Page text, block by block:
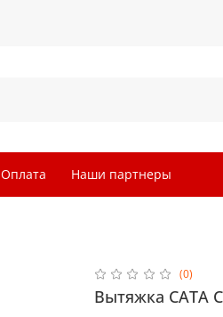
Оплата Наши партнеры
(0)
Вытяжка CATA